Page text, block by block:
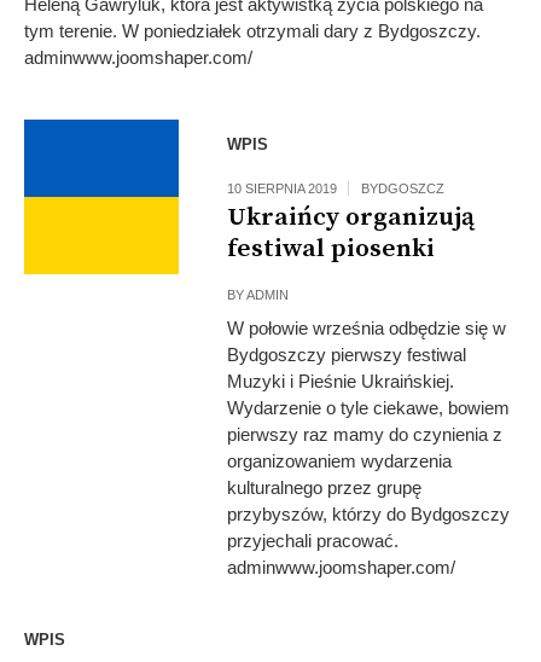
Heleną Gawryluk, która jest aktywistką życia polskiego na
tym terenie. W poniedziałek otrzymali dary z Bydgoszczy.
adminwww.joomshaper.com/
WPIS
10 SIERPNIA 2019 BYDGOSZCZ
Ukraińcy organizują
festiwal piosenki
BYADMIN
W połowie września odbędzie się w
Bydgoszczy pierwszy festiwal
Muzyki i Pieśnie Ukraińskiej.
Wydarzenie o tyle ciekawe, bowiem
pierwszy raz mamy do czynienia z
organizowaniem wydarzenia
kulturalnego przez grupę
przybyszów, którzy do Bydgoszczy
przyjechali pracować.
adminwww.joomshaper.com/
WPIS